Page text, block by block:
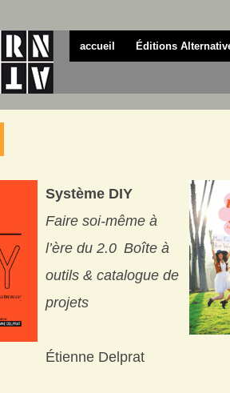
accueil Éditions
Système DIY
Faire soi-même à
l’ère du 2.0 Boîte à
outils & catalogue de
projets
Étienne Delprat